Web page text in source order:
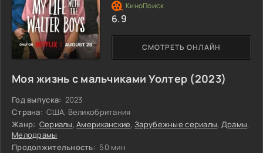
Моя жизнь с мальчиками Уолтер (2023)
Год выпуска: 2023
Страна: США, Великобритания
Жанр: Сериалы,Американские,Зарубежные сериалы, Драмы,
Мелодрамы
Продолжительность: 50 мин
СМОТРЕТЬ ОНЛАЙН
6.9